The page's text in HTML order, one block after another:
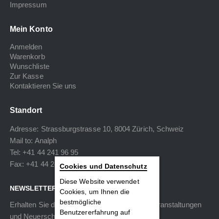
Impressum
Mein Konto
Anmelden
Warenkorb
Wunschliste
Zur Kasse
Kontaktieren Sie uns
Standort
Adresse: Strassburgstrasse 10, 8004 Zürich, Schweiz
Mail to: Analph
Tel: +41 44 241 96 95
Fax: +41 44 240 34 40
NEWSLETTER
Erhalten Sie die neuesten Informationen zu Veranstaltungen
und Neuerscheinungen.
Cookies und Datenschutz
Diese Website verwendet
Cookies, um Ihnen die
bestmögliche
Benutzererfahrung auf